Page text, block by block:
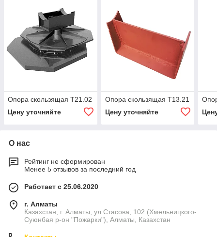
Опора скользящая Т21.02
Цену уточняйте
Опора скользящая Т13.21
Цену уточняйте
О нас
Рейтинг не сформирован
Менее 5 отзывов за последний год
Работает с 25.06.2020
г. Алматы
Казахстан, г. Алматы, ул.Стасова, 102 (Хмельницкого-
Суюнбая р-он "Пожарки"), Алматы, Казахстан